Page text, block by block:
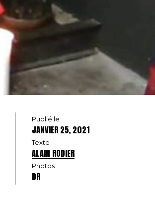
Publié le
JANVIER 25, 2021
Texte
ALAIN RODIER
Photos
DR